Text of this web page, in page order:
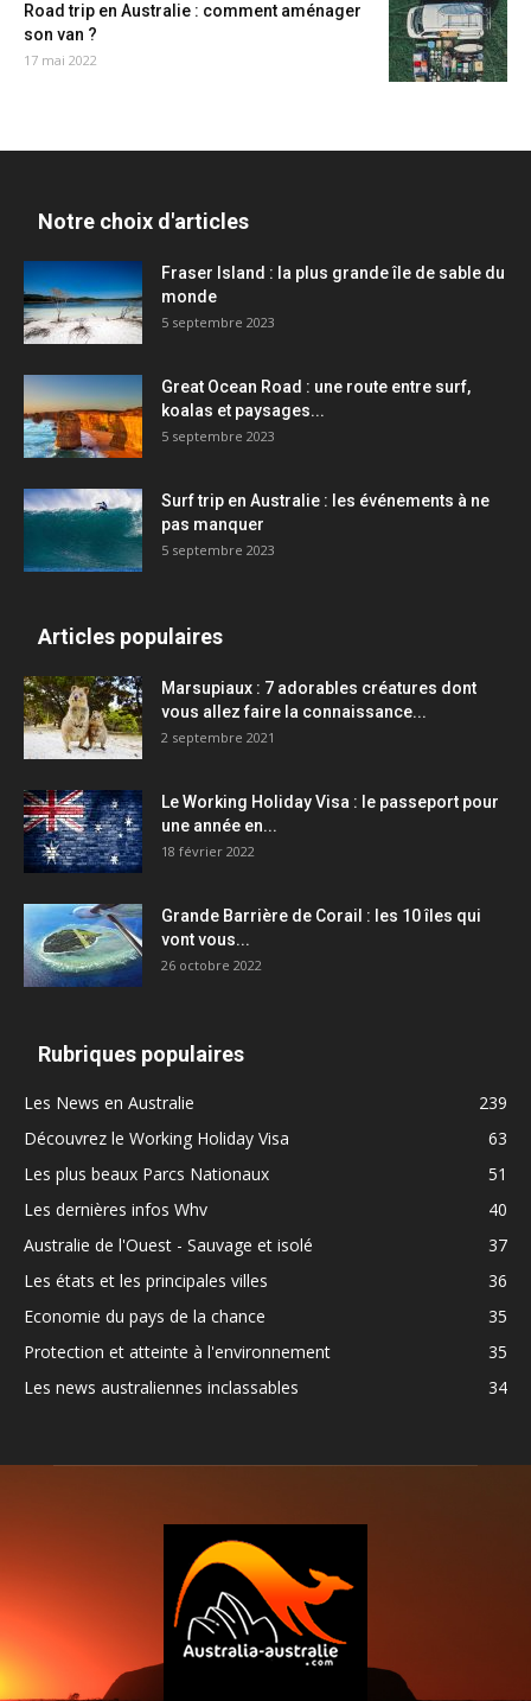
Road trip en Australie : comment aménager
son van ?
17 mai 2022
Notre choix d'articles
Fraser Island : la plus grande île de sable du
monde
5 septembre 2023
Great Ocean Road : une route entre surf,
koalas et paysages...
5 septembre 2023
Surf trip en Australie : les événements à ne
pas manquer
5 septembre 2023
Articles populaires
Marsupiaux : 7 adorables créatures dont
vous allez faire la connaissance...
2 septembre 2021
Le Working Holiday Visa : le passeport pour
une année en...
18 février 2022
Grande Barrière de Corail : les 10 îles qui
vont vous...
26 octobre 2022
Rubriques populaires
Les News en Australie
239
Découvrez le Working Holiday Visa
63
Les plus beaux Parcs Nationaux
51
Les dernières infos Whv
40
Australie de l'Ouest - Sauvage et isolé
37
Les états et les principales villes
36
Economie du pays de la chance
35
Protection et atteinte à l'environnement
35
Les news australiennes inclassables
34